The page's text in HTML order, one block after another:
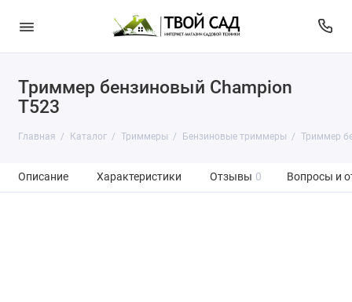
Триммер бензиновый Champion
T523
Главная Каталог Триммеры Бензиновые триммеры Триммер
Описание Характеристики Отзывы 0 Вопросы и